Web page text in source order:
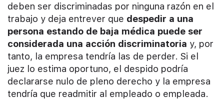
deben ser discriminadas por ninguna razón en el
trabajo y deja entrever que despedir a una
persona estando de baja médica puede ser
considerada una acción discriminatoria y, por
tanto, la empresa tendría las de perder. Si el
juez lo estima oportuno, el despido podría
declararse nulo de pleno derecho y la empresa
tendría que readmitir al empleado o empleada.